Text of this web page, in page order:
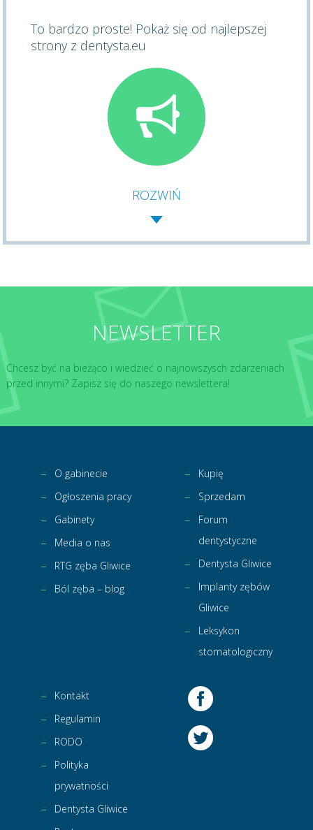
To bardzo proste! Pokaż się od najlepszej
strony z dentysta.eu
ROZWIŃ
NEWSLETTER
Chcesz być na bieżąco i wiedzieć o najnowszysch zdarzeniach
przed innymi? Zapisz się do naszego newslettera!
O gabinecie
Ogłoszenia pracy
Gabinety
Media o nas
RTG zęba Gliwice
Ból zęba – blog
Kupię
Sprzedam
Forum
dentystyczne
Dentysta Gliwice
Implanty zębów
Gliwice
Leksykon
stomatologiczny
Kontakt
Regulamin
RODO
Polityka
prywatności
Dentysta Gliwice